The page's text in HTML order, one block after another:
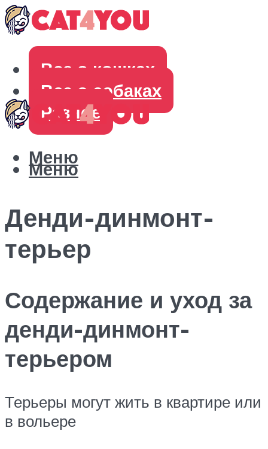
Все о кошках
Все о собаках
Разное
Меню
Меню
Денди-динмонт-
терьер
Содержание и уход за
денди-динмонт-
терьером
Терьеры могут жить в квартире или
в вольере